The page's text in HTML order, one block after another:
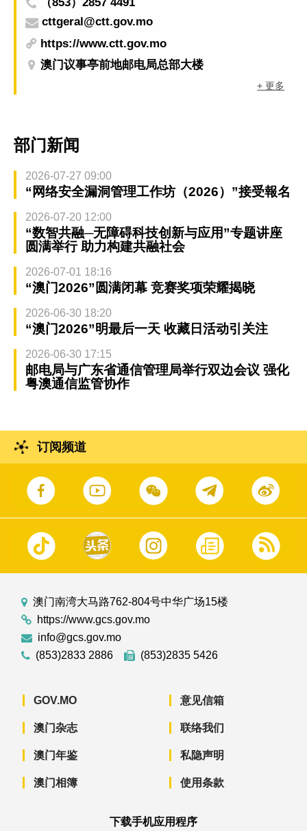
cttgeral@ctt.gov.mo
https://www.ctt.gov.mo
澳门议事亭前地邮电局总部大楼
+ 更多
部门新闻
2026-07-27 09:00
“网络安全漏洞管理工作坊（2026）”接受報名
2026-07-20 12:00
“数智共融─无障碍科技创新与应用”专题讲座
圆满举行 助力构建共融社会
2026-07-01 18:16
“澳门2026”圆满闭幕 竞赛奖项荣耀揭晓
2026-06-30 18:20
“澳门2026”明最后一天 收藏日活动引关注
2026-06-30 17:15
邮电局与广东省通信管理局举行双边会议 强化
粤澳通信监管协作
订阅频道
澳门南湾大马路762-804号中华广场15楼
https://www.gcs.gov.mo
info@gcs.gov.mo
(853)2833 2886
(853)2835 5426
GOV.MO
澳门杂志
澳门年鉴
澳门相簿
意见信箱
联络我们
私隐声明
使用条款
下载手机应用程序